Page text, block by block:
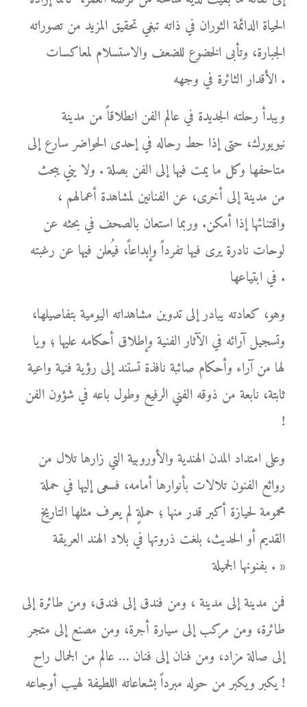
الحياة الدائمة الثوران في ذاته تبغي تحقيق المزيد من تصوراته
الجبارة، وتأبى الخضوع للضعف والاستسلام لمعاكسات
الأقدار الثائرة في وجهه .
ويبدأ رحلته الجديدة في عالم الفن انطلاقاً من مدينة
نيويورك، حتى إذا حط رحاله في إحدى الحواضر سارع إلى
متاحفها وكل ما يمت فيها إلى الفن بصلة . ولا يني يبحث
من مدينة إلى أخرى، عن الفنانين لمشاهدة أعمالهم ،
واقتنائها إذا أمكن. وربما استعان بالصحف في بحثه عن
لوحات نادرة يرى فيها تفرداً وإبداعاً، فيُعلن فيها عن رغبته
في ابتياعها .
وهو، كعادته يبادر إلى تدوين مشاهداته اليومية بتفاصيلها،
وتسجيل آرائه في الآثار الفنية وإطلاق أحكامه عليها ؛ ويا
لها من آراء وأحكام صائبة نافذة تستند إلى رؤية فنية واعية
ثابتة، نابعة من ذوقه الفني الرفيع وطول باعه في شؤون الفن
!
وعلى امتداد المدن الهندية والأوروبية التي زارها تلال من
روائع الفنون تلالات بأنوارها أمامه، فسعى إليها في حملة
محمومة لحيازة أكبر قدر منها ؛ حملةٍ لم يعرف مثلها التاريخ
القديم أو الحديث، بلغت ذروتها في بلاد الهند العريقة
بفنونها الجميلة . »
فمن مدينة إلى مدينة ، ومن فندق إلى فندق، ومن طائرة إلى
طائرة، ومن مركب إلى سيارة أجرة، ومن مصنع إلى متجر
إلى صالة مزاد، ومن فنان إلى فنان … عالم من الجمال راح
يكبر ويكبر من حوله مبرداً بشعاعاته اللطيفة لهيب أوجاعه !